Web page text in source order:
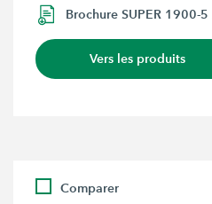
Brochure SUPER 1900-
Vers les produits
Comparer